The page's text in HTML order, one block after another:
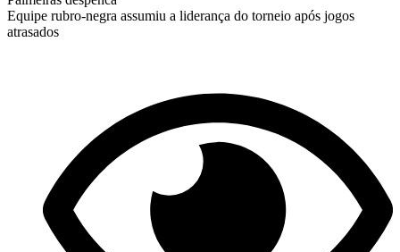
Equipe rubro-negra assumiu a liderança do torneio após jogos
atrasados